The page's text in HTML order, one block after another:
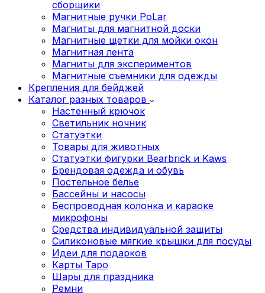
сборщики
Магнитные ручки PoLar
Магниты для магнитной доски
Магнитные щетки для мойки окон
Магнитная лента
Магниты для экспериментов
Магнитные съемники для одежды
Крепления для бейджей
Каталог разных товаров
Настенный крючок
Светильник ночник
Статуэтки
Товары для животных
Статуэтки фигурки Bearbrick и Kaws
Брендовая одежда и обувь
Постельное белье
Бассейны и насосы
Беспроводная колонка и караоке
микрофоны
Средства индивидуальной защиты
Силиконовые мягкие крышки для посуды
Идеи для подарков
Карты Таро
Шары для праздника
Ремни